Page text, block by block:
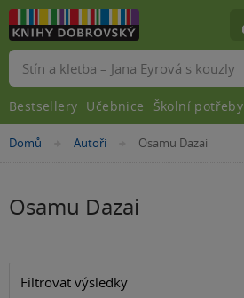
Nacházíte
Domů »Autoři »
Osamu Dazai
Osamu Dazai
Filtrovat výsledky
Vyhledávání
Bestsellery Učebnice Školní potřeby